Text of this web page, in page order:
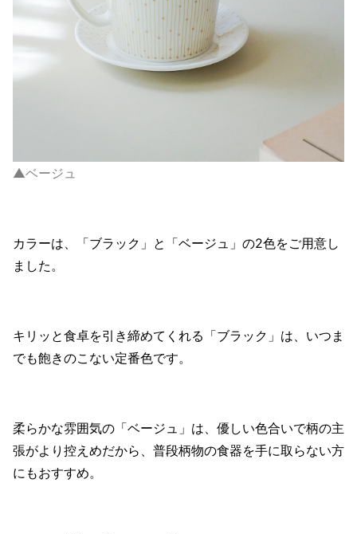
▲ベージュ
カラーは、「ブラック」と「ベージュ」の2色をご用意し
ました。
キリッと食卓を引き締めてくれる「ブラック」は、いつま
でも飽きのこない定番色です。
柔らかな雰囲気の「ベージュ」は、優しい色合いで柄の主
張がより控えめだから、普段柄物の食器を手に取らない方
にもおすすめ。